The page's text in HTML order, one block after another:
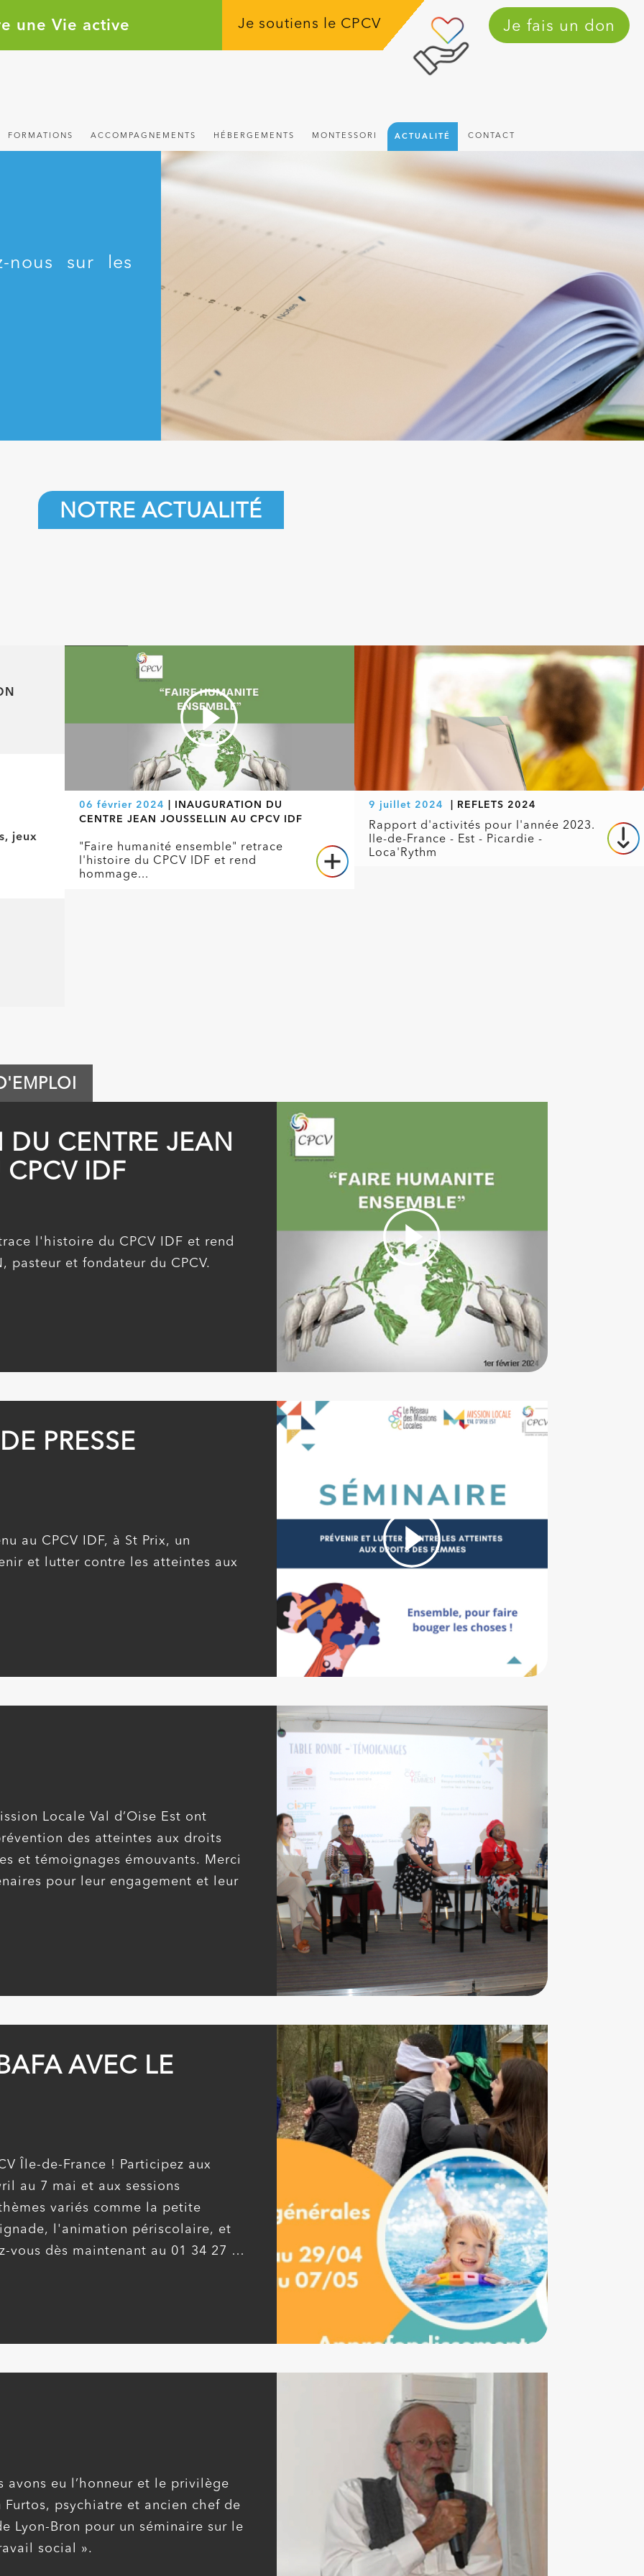
FORMATIONS ACCOMPAGNEMENTS HÉBERGEMENTS MONTESSORI ACTUALITÉ CONTACT
une Vie active Je soutiens le CPCV Je fais un don
nous sur les
NOTRE ACTUALITÉ
jeux
06 février 2024 | INAUGURATION DU
CENTRE JEAN JOUSSELLIN AU CPCV IDF
"Faire humanité ensemble" retrace
l'histoire du CPCV IDF et rend
hommage...
9 juillet 2024 | REFLETS 2024
Rapport d'activités pour l'année 2023.
Ile-de-France - Est - Picardie -
Loca'Rythm
CENTRE JEAN
IDF
l'histoire du CPCV IDF et rend
pasteur et fondateur du CPCV.
PRESSE
au CPCV IDF, à St Prix, un
et lutter contre les atteintes aux
Locale Val d’Oise Est ont
des atteintes aux droits
et témoignages émouvants. Merci
pour leur engagement et leur
AVEC LE
Île-de-France ! Participez aux
au 7 mai et aux sessions
variés comme la petite
l'animation périscolaire, et
vous dès maintenant au 01 34 27 46
avons eu l’honneur et le privilège
Furtos, psychiatre et ancien chef de
Lyon-Bron pour un séminaire sur le
social ».